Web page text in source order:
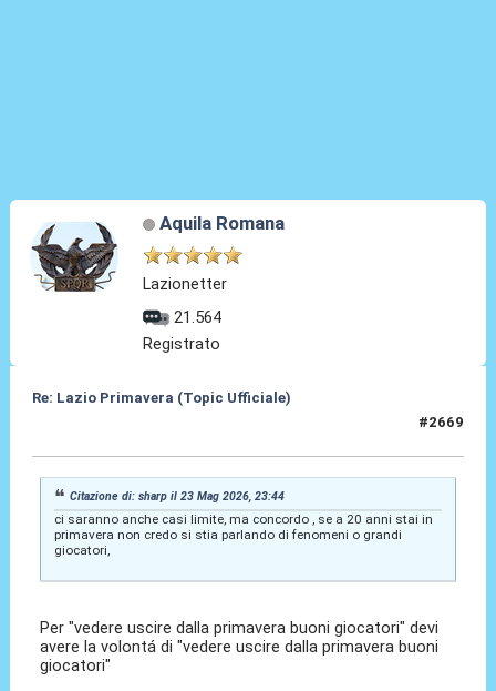
Aquila Romana
Lazionetter
21.564
Registrato
Re: Lazio Primavera (Topic Ufficiale)
#2669
Citazione di: sharp il 23 Mag 2026, 23:44
ci saranno anche casi limite, ma concordo , se a 20 anni stai in
primavera non credo si stia parlando di fenomeni o grandi
giocatori,
Per "vedere uscire dalla primavera buoni giocatori" devi
avere la volontá di "vedere uscire dalla primavera buoni
giocatori"